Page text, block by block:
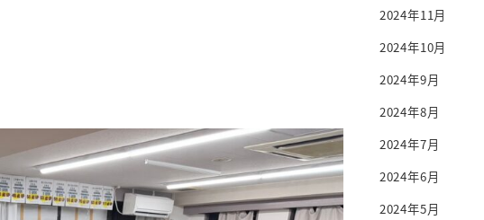
2024年11月
2024年10月
2024年9月
2024年8月
2024年7月
2024年6月
2024年5月